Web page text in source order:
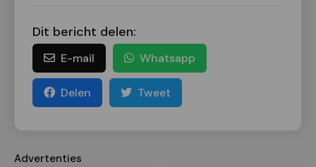
Dit bericht delen:
E-mail Whatsapp
Delen Tweet
Advertenties